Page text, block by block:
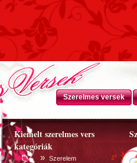
Szerelmes versek
Kiemelt szerelmes vers
kategóriák
» Szerelem